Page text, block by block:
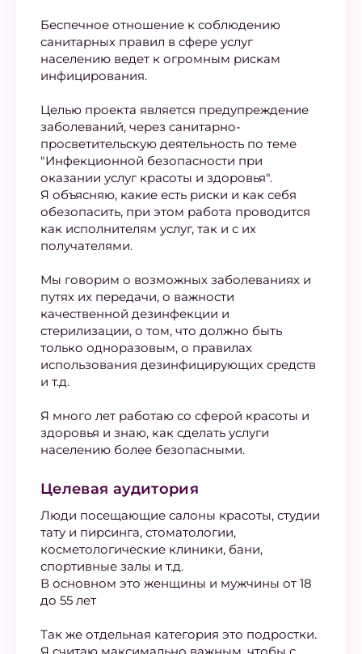
Беспечное отношение к соблюдению
санитарных правил в сфере услуг
населению ведет к огромным рискам
инфицирования.
Целью проекта является предупреждение
заболеваний, через санитарно-
просветительскую деятельность по теме
"Инфекционной безопасности при
оказании услуг красоты и здоровья".
Я объясняю, какие есть риски и как себя
обезопасить, при этом работа проводится
как исполнителям услуг, так и с их
получателями.
Мы говорим о возможных заболеваниях и
путях их передачи, о важности
качественной дезинфекции и
стерилизации, о том, что должно быть
только одноразовым, о правилах
использования дезинфицирующих средств
и т.д.
Я много лет работаю со сферой красоты и
здоровья и знаю, как сделать услуги
населению более безопасными.
Целевая аудитория
Люди посещающие салоны красоты, студии
тату и пирсинга, стоматологии,
косметологические клиники, бани,
спортивные залы и т.д.
В основном это женщины и мужчины от 18
до 55 лет
Так же отдельная категория это подростки.